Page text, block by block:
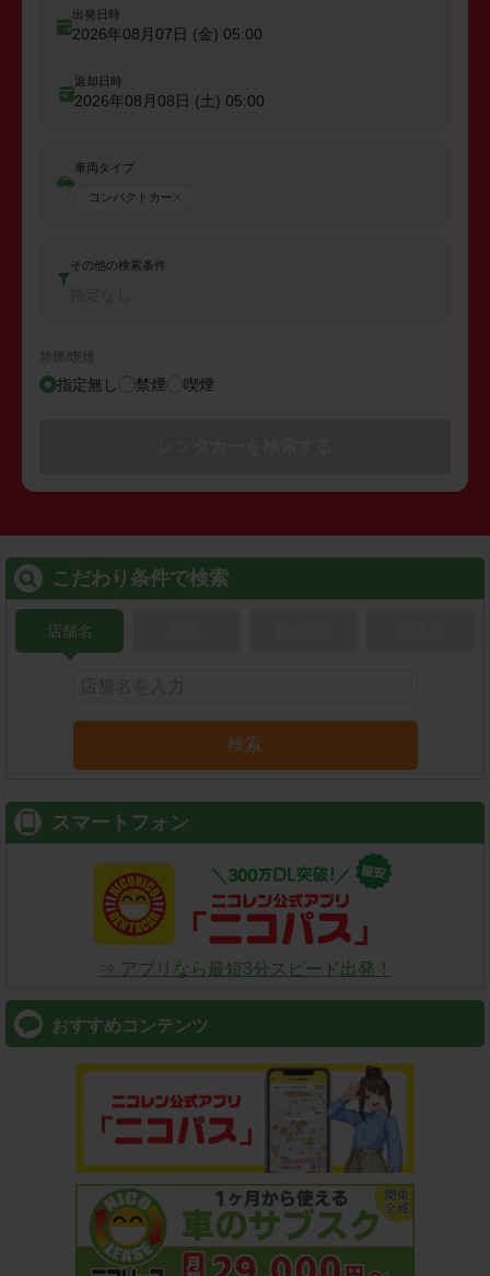
出発日時
2026年08月07日 (金) 05:00
返却日時
2026年08月08日 (土) 05:00
車両タイプ
コンパクトカー
その他の検索条件
禁煙/喫煙
指定無し 禁煙 喫煙
こだわり条件で検索
店舗名
検索
スマートフォン
⇒ アプリなら最短3分スピード出発！
おすすめコンテンツ